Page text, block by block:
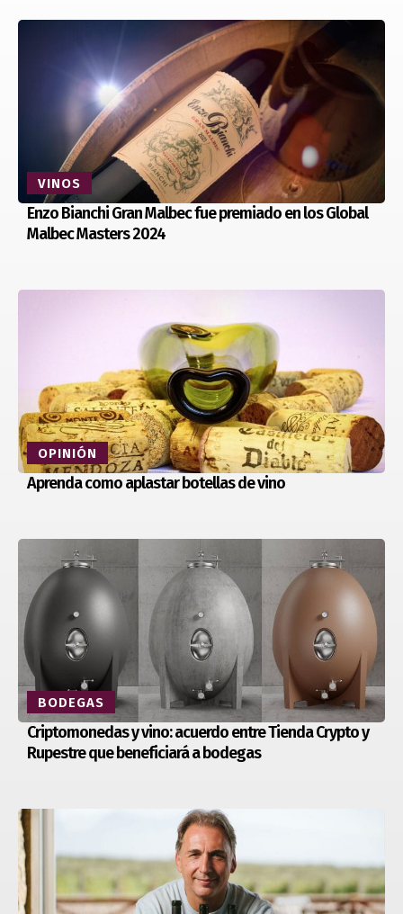
VINOS
Enzo Bianchi Gran Malbec fue premiado en los Global
Malbec Masters 2024
OPINIÓN
Aprenda como aplastar botellas de vino
BODEGAS
Criptomonedas y vino: acuerdo entre Tienda Crypto y
Rupestre que beneficiará a bodegas